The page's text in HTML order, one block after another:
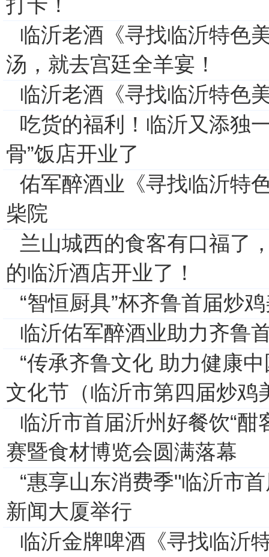
临沂老酒《寻找临沂特色
汤，就去宫廷全羊宴！
临沂老酒《寻找临沂特色
吃货的福利！临沂又添独
骨”饭店开业了
佑军醉酒业《寻找临沂特
柴院
兰山城西的食客有口福了
的临沂酒店开业了！
“智恒厨具”杯齐鲁首届炒
临沂佑军醉酒业助力齐鲁
“传承齐鲁文化 助力健康
文化节（临沂市第四届炒鸡
临沂市首届沂州好餐饮“酣
赛暨食材博览会圆满落幕
“惠享山东消费季"临沂市
新闻大厦举行
临沂金牌啤酒《寻找临沂